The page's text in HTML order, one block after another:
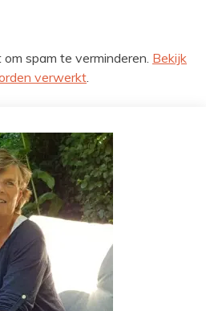
spam te verminderen. Bekijk
verwerkt